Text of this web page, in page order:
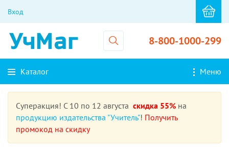
Вход
8-800-1000-299
Каталог Меню
Суперакция! С 10 по 12 августа скидка 55% на
продукцию издательства "Учитель"! Получить
промокод на скидку